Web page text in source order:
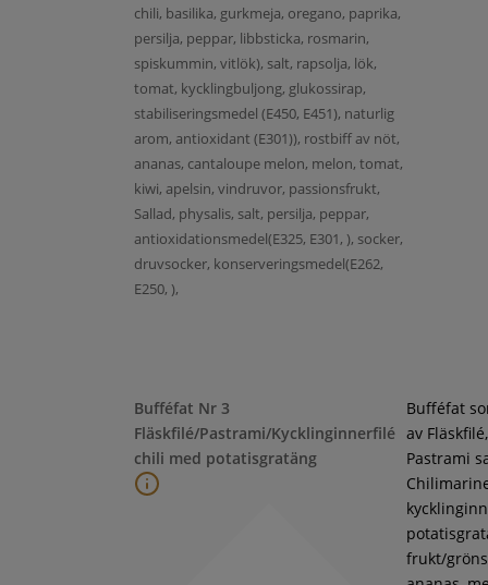
chili, basilika, gurkmeja, oregano, paprika,
persilja, peppar, libbsticka, rosmarin,
spiskummin, vitlök), salt, rapsolja, lök,
tomat, kycklingbuljong, glukossirap,
stabiliseringsmedel (E450, E451), naturlig
arom, antioxidant (E301)), rostbiff av nöt,
ananas, cantaloupe melon, melon, tomat,
kiwi, apelsin, vindruvor, passionsfrukt,
Sallad, physalis, salt, persilja, peppar,
antioxidationsmedel(E325, E301, ), socker,
druvsocker, konserveringsmedel(E262,
E250, ),
Bufféfat Nr 3
Fläskfilé/Pastrami/Kycklinginnerfilé
chili med potatisgratäng
Bufféfat
av Fläskfilé,
Pastrami
frukt/